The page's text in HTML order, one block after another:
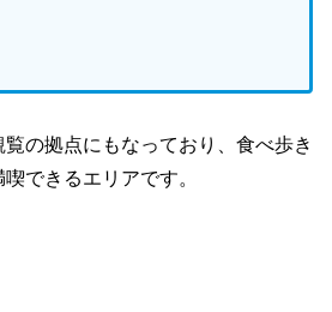
の拠点にもなっており、食べ歩き
できるエリアです。